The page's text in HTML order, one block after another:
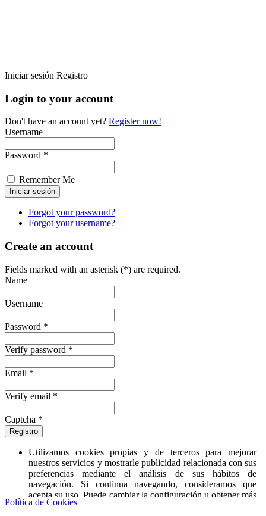
Iniciar sesión Registro
Login to your account
Don't have an account yet? Register now!
Username
Password *
Remember Me
Forgot your password?
Forgot your username?
Create an account
Fields marked with an asterisk (*) are required.
Name
Username
Password *
Verify password *
Email *
Verify email *
Captcha *
Registro
Utilizamos cookies propias y de terceros para mejorar
nuestros servicios y mostrarle publicidad relacionada con sus
preferencias mediante el análisis de sus hábitos de
navegación. Si continua navegando, consideramos que
acepta su uso. Puede cambiar la configuración u obtener más
información‘aquí’
Política de Cookies